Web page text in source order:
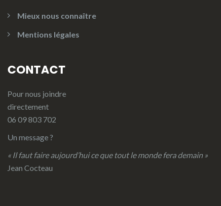
Mieux nous connaître
Mentions légales
CONTACT
Pour nous joindre
directement
06 09 803 702
Un message ?
« Il faut faire aujourd’hui ce que tout le monde fera demain »
Jean Cocteau